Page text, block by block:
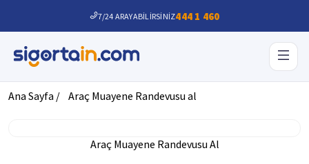
7/24 ARAYABİLİRSİNİZ444 1 460
Ana Sayfa / Araç Muayene Randevusu al
Araç Muayene Randevusu Al